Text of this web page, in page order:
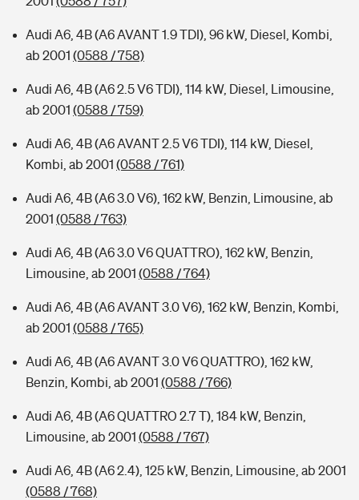
Audi A6, 4B (A6 AVANT 1.9 TDI), 96 kW, Diesel, Kombi,
ab 2001 (0588 / 758)
Audi A6, 4B (A6 2.5 V6 TDI), 114 kW, Diesel, Limousine,
ab 2001 (0588 / 759)
Audi A6, 4B (A6 AVANT 2.5 V6 TDI), 114 kW, Diesel,
Kombi, ab 2001 (0588 / 761)
Audi A6, 4B (A6 3.0 V6), 162 kW, Benzin, Limousine, ab
2001 (0588 / 763)
Audi A6, 4B (A6 3.0 V6 QUATTRO), 162 kW, Benzin,
Limousine, ab 2001 (0588 / 764)
Audi A6, 4B (A6 AVANT 3.0 V6), 162 kW, Benzin, Kombi,
ab 2001 (0588 / 765)
Audi A6, 4B (A6 AVANT 3.0 V6 QUATTRO), 162 kW,
Benzin, Kombi, ab 2001 (0588 / 766)
Audi A6, 4B (A6 QUATTRO 2.7 T), 184 kW, Benzin,
Limousine, ab 2001 (0588 / 767)
Audi A6, 4B (A6 2.4), 125 kW, Benzin, Limousine, ab 2001
(0588 / 768)